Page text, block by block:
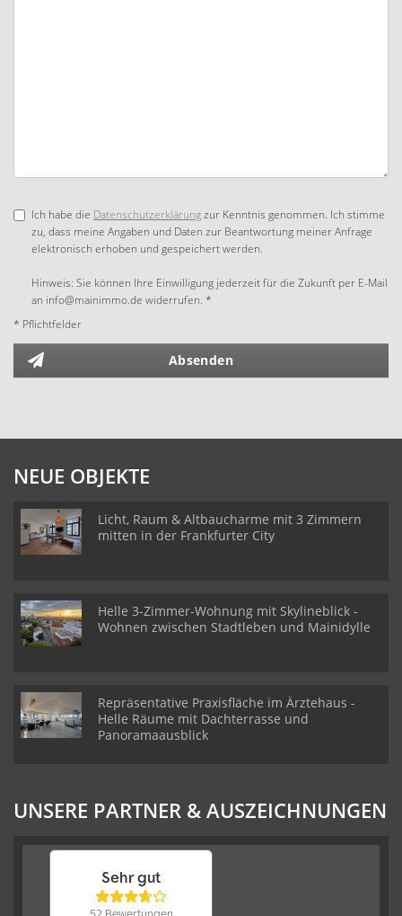
Ich habe die Datenschutzerklärungzur Kenntnis genommen. Ich stimme
zu, dass meine Angaben und Daten zur Beantwortung meiner Anfrage
elektronisch erhoben und gespeichert werden.
Hinweis: Sie können Ihre Einwilligung jederzeit für die Zukunft per E-Mail
an info@mainimmo.de widerrufen. *
* Pflichtfelder
Absenden
NEUE OBJEKTE
Licht, Raum & Altbaucharme mit 3 Zimmern
mitten in der Frankfurter City
Helle 3-Zimmer-Wohnung mit Skylineblick -
Wohnen zwischen Stadtleben und Mainidylle
Repräsentative Praxisfläche im Ärztehaus -
Helle Räume mit Dachterrasse und
Panoramaausblick
UNSERE PARTNER & AUSZEICHNUNGEN